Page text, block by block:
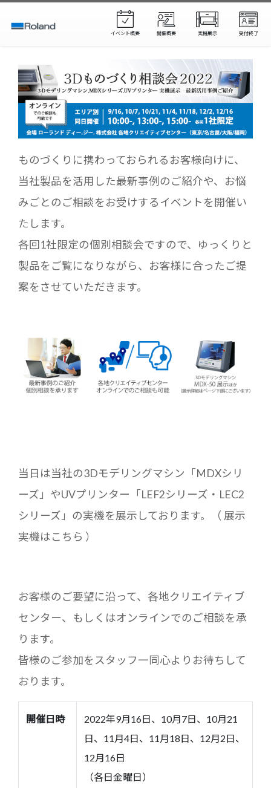
イベント概要 開催概要 実機展示 受付終了
ものづくりに携わっておられるお客様向けに、
当社製品を活用した最新事例のご紹介や、お悩
みごとのご相談をお受けするイベントを開催い
たします。
各回1社限定の個別相談会ですので、ゆっくりと
製品をご覧になりながら、お客様に合ったご提
案をさせていただきます。
当日は当社の3Dモデリングマシン「MDXシリ
ーズ」やUVプリンター「LEF2シリーズ・LEC2
シリーズ」の実機を展示しております。（ 展示
実機はこちら ）
お客様のご要望に沿って、各地クリエイティブ
センター、もしくはオンラインでのご相談を承
ります。
皆様のご参加をスタッフ一同心よりお待ちして
おります。
開催日時
2022年9月16日、10月7日、10月21
日、11月4日、11月18日、12月2日、
12月16日
（各日金曜日）